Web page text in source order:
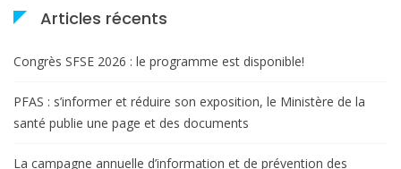
Articles récents
Congrès SFSE 2026 : le programme est disponible!
PFAS : s’informer et réduire son exposition, le Ministère de la
santé publie une page et des documents
La campagne annuelle d’information et de prévention des